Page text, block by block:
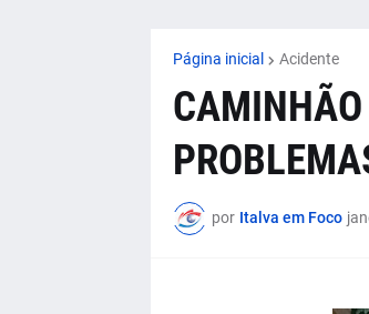
Página inicial Acidente
CAMINHÃO
por Italva em Foco